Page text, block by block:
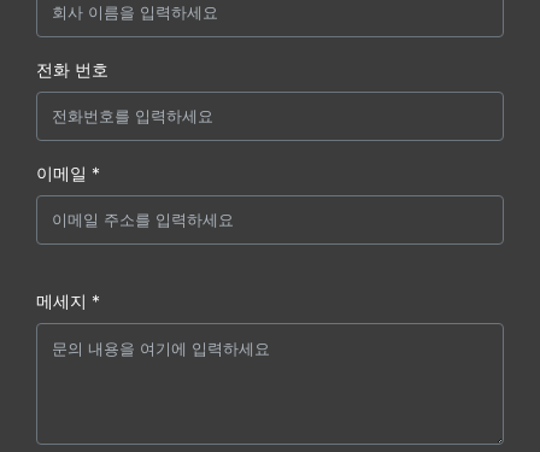
전화 번호
이메일 *
메세지 *